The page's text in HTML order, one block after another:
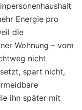
Energie pro
die
Wohnung – vom
nicht
spart nicht,
ihn später mit